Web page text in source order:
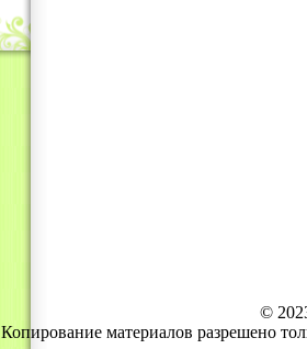
©
Копирование материалов разрешено